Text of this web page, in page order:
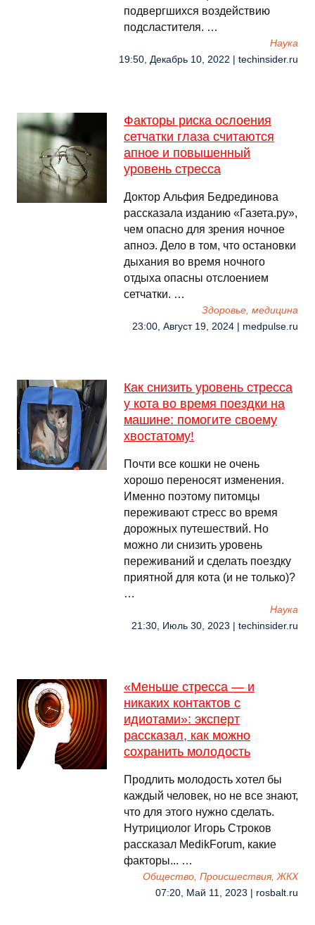
подвергшихся воздействию
подсластителя. …
Наука
19:50, Декабрь 10, 2022 | techinsider.ru
Факторы риска ослоения
сетчатки глаза считаются
апное и повышенный
уровень стресса
Доктор Альфия Бедрединова
рассказала изданию «Газета.ру»,
чем опасно для зрения ночное
апноэ. Дело в том, что остановки
дыхания во время ночного
отдыха опасны отслоением
сетчатки. …
Здоровье, медицина
23:00, Август 19, 2024 | medpulse.ru
Как снизить уровень стресса
у кота во время поездки на
машине: помогите своему
хвостатому!
Почти все кошки не очень
хорошо переносят изменения.
Именно поэтому питомцы
переживают стресс во время
дорожных путешествий. Но
можно ли снизить уровень
переживаний и сделать поездку
приятной для кота (и не только)?
…
Наука
21:30, Июль 30, 2023 | techinsider.ru
«Меньше стресса — и
никаких контактов с
идиотами»: эксперт
рассказал, как можно
сохранить молодость
Продлить молодость хотел бы
каждый человек, но не все знают,
что для этого нужно сделать.
Нутрициолог Игорь Строков
рассказал MedikForum, какие
факторы... …
Общество, Происшествия, ЖКХ
07:20, Май 11, 2023 | rosbalt.ru